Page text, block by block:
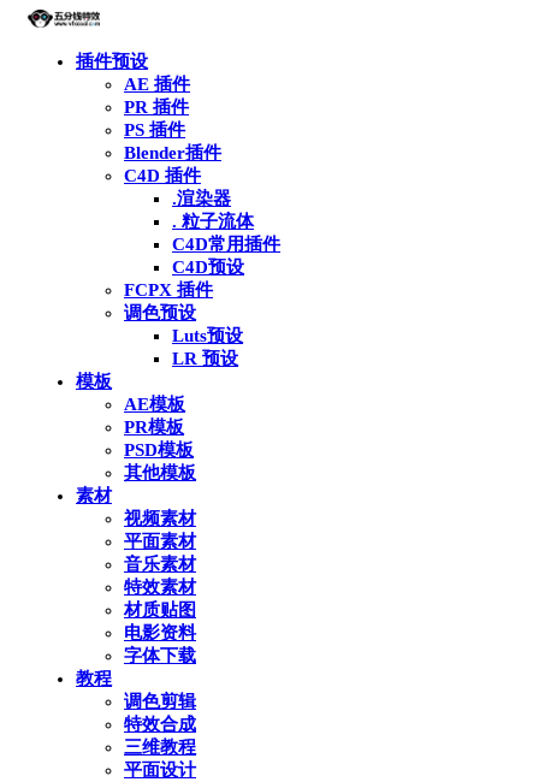
插件预设
AE 插件
PR 插件
PS 插件
Blender插件
C4D 插件
.渲染器
. 粒子流体
C4D常用插件
C4D预设
FCPX 插件
调色预设
Luts预设
LR 预设
模板
AE模板
PR模板
PSD模板
其他模板
素材
视频素材
平面素材
音乐素材
特效素材
材质贴图
电影资料
字体下载
教程
调色剪辑
特效合成
三维教程
平面设计